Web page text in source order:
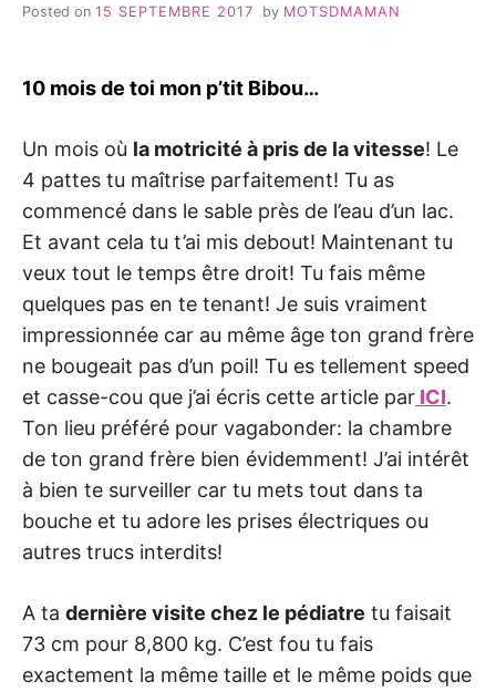
Posted on 15 SEPTEMBRE 2017 by MOTSDMAMAN
10 mois de toi mon p’tit Bibou…
Un mois où la motricité à pris de la vitesse! Le
4 pattes tu maîtrise parfaitement! Tu as
commencé dans le sable près de l’eau d’un lac.
Et avant cela tu t’ai mis debout! Maintenant tu
veux tout le temps être droit! Tu fais même
quelques pas en te tenant! Je suis vraiment
impressionnée car au même âge ton grand frère
ne bougeait pas d’un poil! Tu es tellement speed
et casse-cou que j’ai écris cette article par ICI.
Ton lieu préféré pour vagabonder: la chambre
de ton grand frère bien évidemment! J’ai intérêt
à bien te surveiller car tu mets tout dans ta
bouche et tu adore les prises électriques ou
autres trucs interdits!
A ta dernière visite chez le pédiatre tu faisait
73 cm pour 8,800 kg. C’est fou tu fais
exactement la même taille et le même poids que